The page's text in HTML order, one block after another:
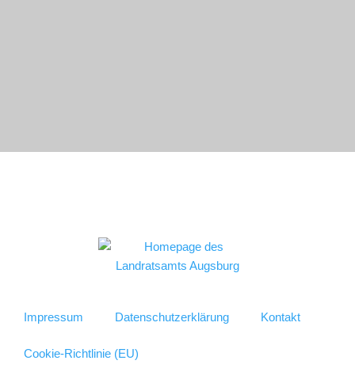
Impressum Datenschutzerklärung Kontakt
Cookie-Richtlinie (EU)